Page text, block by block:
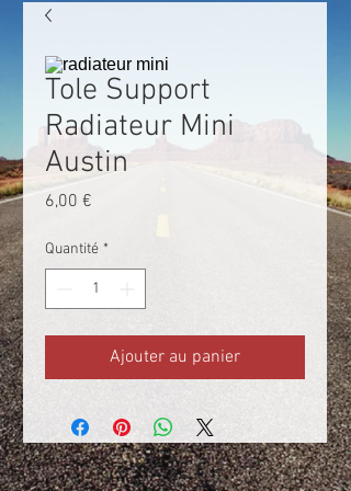
Tole Support
Radiateur Mini
Austin
6,00 €
Quantité *
Ajouter au panier